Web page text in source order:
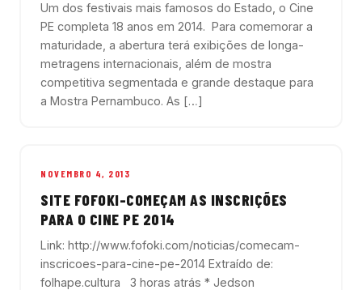
Um dos festivais mais famosos do Estado, o Cine
PE completa 18 anos em 2014. Para comemorar a
maturidade, a abertura terá exibições de longa-
metragens internacionais, além de mostra
competitiva segmentada e grande destaque para
a Mostra Pernambuco. As […]
NOVEMBRO 4, 2013
SITE FOFOKI-COMEÇAM AS INSCRIÇÕES
PARA O CINE PE 2014
Link: http://www.fofoki.com/noticias/comecam-
inscricoes-para-cine-pe-2014 Extraído de:
folhape.cultura 3 horas atrás * Jedson